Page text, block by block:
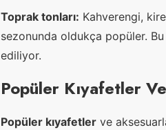
Toprak tonları: Kahverengi,
sezonunda oldukça popüler.
ediliyor.
Popüler Kıyafetler
Popüler kıyafetler ve